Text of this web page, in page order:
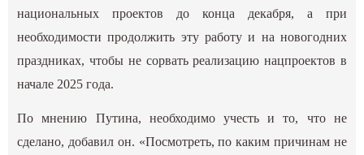
национальных проектов до конца декабря, а при
необходимости продолжить эту работу и на новогодних
праздниках, чтобы не сорвать реализацию нацпроектов в
начале 2025 года.
По мнению Путина, необходимо учесть и то, что не
сделано, добавил он. «Посмотреть, по каким причинам не